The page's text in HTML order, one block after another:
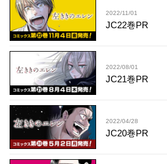
2022/11/01
JC22巻PR
2022/08/01
JC21巻PR
2022/04/28
JC20巻PR